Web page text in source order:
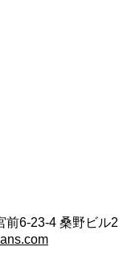
前6-23-4 桑野ビル2